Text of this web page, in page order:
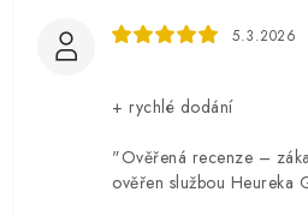
5.3.2026
+ rychlé dodání
"Ověřená recenze –
ověřen službou Heureka